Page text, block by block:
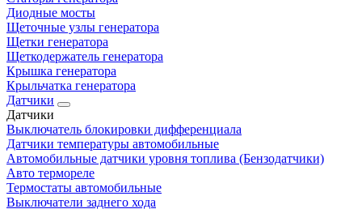
Диодные мосты
Щеточные узлы генератора
Щетки генератора
Щеткодержатель генератора
Крышка генератора
Крыльчатка генератора
Датчики
Датчики
Выключатель блокировки дифференциала
Датчики температуры автомобильные
Автомобильные датчики уровня топлива (Бензодатчики)
Авто термореле
Термостаты автомобильные
Выключатели заднего хода